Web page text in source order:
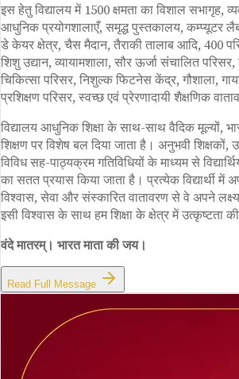
इस हेतु विद्यालय में 1500 क्षमता का विशाल सभागृह,
आधुनिक प्रयोगशालाएँ, समृद्ध पुस्तकालय, कम्प्यूटर
डे केयर क्षेत्र, चैस मैदान, तैराकी तालाब आदि, 400
शिशु उद्यान, व्यायामशाला, सौर ऊर्जा संचालित
चिकित्सा परिसर, निशुल्क फिटनेस केंद्र, गौशाला,
प्रशिक्षण परिसर, स्वच्छ एवं प्रेरणादायी शैक्षणिक
विद्यालय आधुनिक शिक्षा के साथ-साथ वैदिक मूल्यों,
शिक्षण पर विशेष बल दिया जाता है। अनुभवी शिक्षकों,
विविध सह-पाठ्यक्रम गतिविधियों के माध्यम से
का सतत प्रयास किया जाता है। प्रत्येक विद्यार्थी में
विश्वास, सेवा और संस्कारित वातावरण से वे अपने
इसी विश्वास के साथ हम शिक्षा के क्षेत्र में उत्कृष्टता
वंदे मातरम्। भारत माता की जय।
Read Full Message